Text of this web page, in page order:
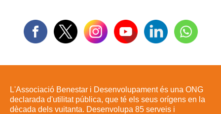
L'Associació Benestar i Desenvolupament és una ONG
declarada d'utilitat pública, que té els seus orígens en la
dècada dels vuitanta. Desenvolupa 85 serveis i